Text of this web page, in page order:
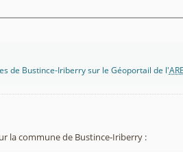
de Bustince-Iriberry sur le Géoportail de l'
la commune de Bustince-Iriberry :